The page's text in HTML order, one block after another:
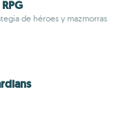
de héroes y mazmorras